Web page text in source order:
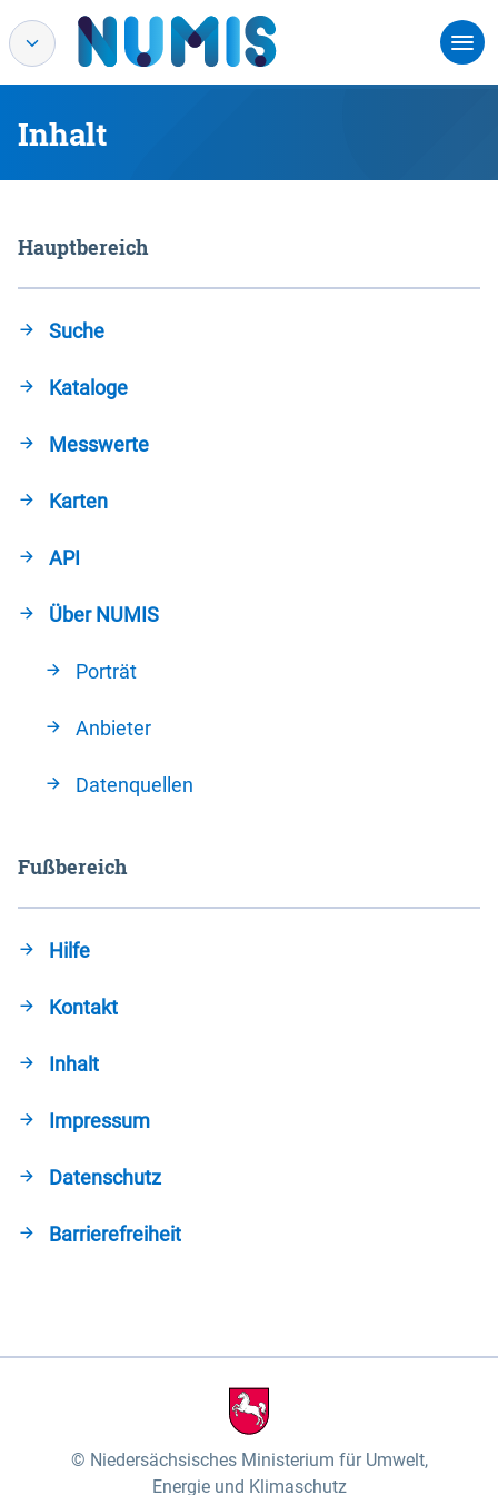
Inhalt
Hauptbereich
Suche
Kataloge
Messwerte
Karten
API
Über NUMIS
Porträt
Anbieter
Datenquellen
Fußbereich
Hilfe
Kontakt
Inhalt
Impressum
Datenschutz
Barrierefreiheit
Niedersächsisches Ministerium für Umwelt,
Energie und Klimaschutz